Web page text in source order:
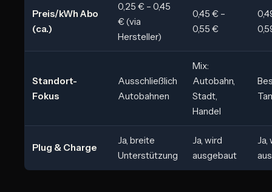
Preis/kWh Abo
(ca.)
0,25 € – 0,45
€ (via
Hersteller)
0,45 € –
0,55 €
Standort-
Fokus
Ausschließlich
Autobahnen
Mix:
Autobahn,
Stadt,
Handel
Plug & Charge
Ja, breite
Unterstützung
Ja, wird
ausgebaut
Ja,